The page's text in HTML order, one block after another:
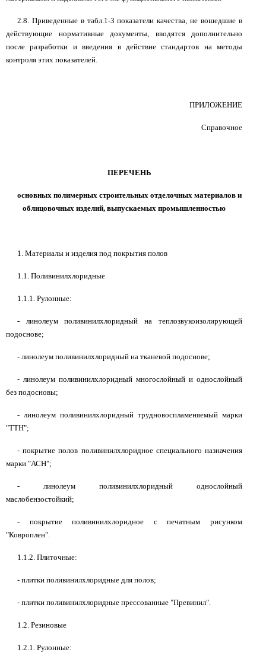
2.8. Приведенные в табл.1-3 показатели качества, не вошедшие в
действующие нормативные документы, вводятся дополнительно
после разработки и введения в действие стандартов на методы
контроля этих показателей.
ПРИЛОЖЕНИЕ
Справочное
ПЕРЕЧЕНЬ
основных полимерных строительных отделочных материалов и
облицовочных изделий, выпускаемых промышленностью
1. Материалы и изделия под покрытия полов
1.1. Поливинилхлоридные
1.1.1. Рулонные:
- линолеум поливинилхлоридный на теплозвукоизолирующей
подоснове;
- линолеум поливинилхлоридный на тканевой подоснове;
- линолеум поливинилхлоридный многослойный и однослойный
без подосновы;
- линолеум поливинилхлоридный трудновоспламеняемый марки
"ТТН";
- покрытие полов поливинилхлоридное специального назначения
марки "АСН";
- линолеум поливинилхлоридный однослойный
маслобензостойкий;
- покрытие поливинилхлоридное с печатным рисунком
"Ковроплен".
1.1.2. Плиточные:
- плитки поливинилхлоридные для полов;
- плитки поливинилхлоридные прессованные "Превинил".
1.2. Резиновые
1.2.1. Рулонные: